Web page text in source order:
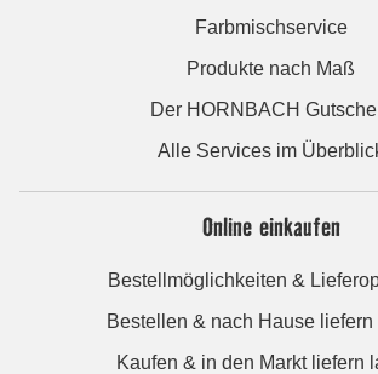
Farbmischservice
Produkte nach Maß
Der HORNBACH
Alle Services im
Online einkaufen
Bestellmöglichkeiten &
Bestellen & nach Hause liefern
Kaufen & in den Markt liefern